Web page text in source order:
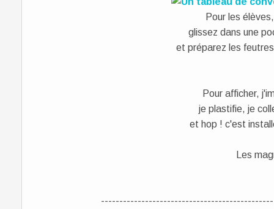
Pour les
glissez dans une
et préparez les
Pour afficher,
je plastifie, je
et hop ! c'est
Les